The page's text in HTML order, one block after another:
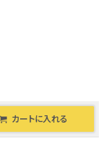
カートに入れる